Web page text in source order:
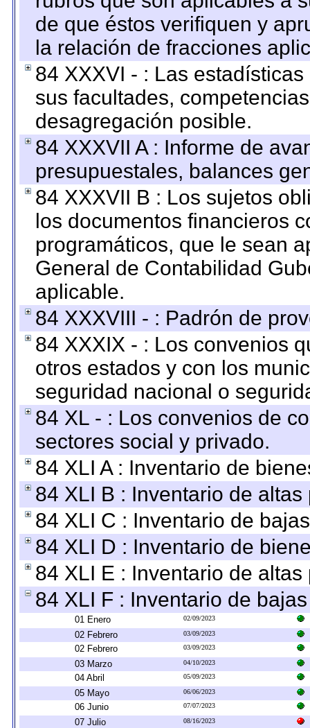
de que éstos verifiquen y
la relación de fracciones
84 XXXVI - : Las
sus facultades,
desagregación posible.
84 XXXVII A : Informe de
presupuestales, balances
84 XXXVII B : Los sujetos
los documentos financieros
programáticos, que le sean
General de Contabilidad
aplicable.
84 XXXVIII - : Padrón de
84 XXXIX - : Los convenios
otros estados y con los
seguridad nacional o
84 XL - : Los convenios de
sectores social y privado.
84 XLI A : Inventario de
84 XLI B : Inventario de
84 XLI C : Inventario de
84 XLI D : Inventario de
84 XLI E : Inventario de
84 XLI F : Inventario de
01 Enero 02/09/2023
02 Febrero 03/09/2023
02 Febrero 03/09/2023
03 Marzo 04/10/2023
04 Abril 05/09/2023
05 Mayo 06/06/2023
06 Junio 07/07/2023
07 Julio 08/16/2023